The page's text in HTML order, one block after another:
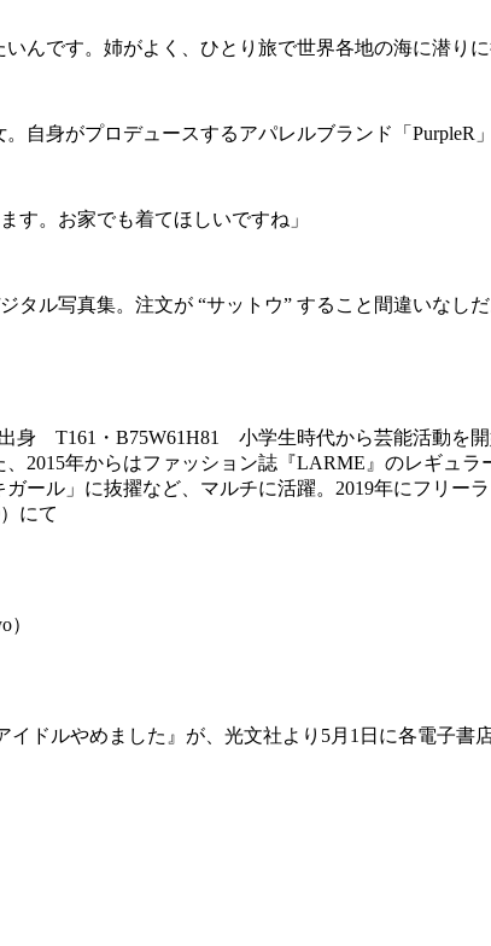
いんです。姉がよく、ひとり旅で世界各地の海に潜り
自身がプロデュースするアパレルブランド「PurpleR
す。お家でも着てほしいですね」
ル写真集。注文が “サットウ” すること間違いなしだ
T161・B75W61H81 小学生時代から芸能活動を開
2015年からはファッション誌『LARME』のレギュ
ール」に抜擢など、マルチに活躍。2019年にフリー
にて
ドルやめました』が、光文社より5月1日に各電子書